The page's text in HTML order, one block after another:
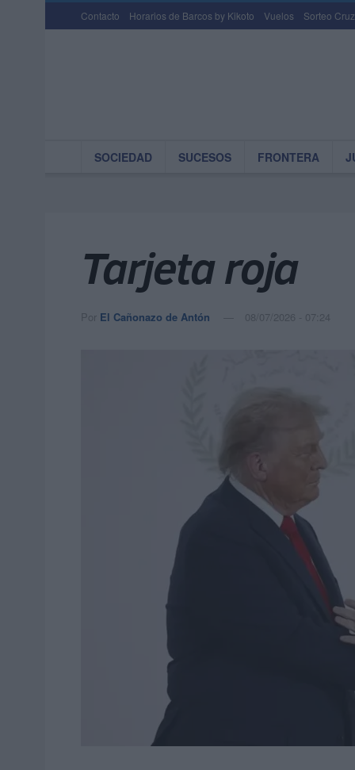
Contacto Horarios de Barcos by Kikoto Vuelos Sorteo
SOCIEDAD SUCESOS FRONTERA
Tarjeta roja
Por El Cañonazo de Antón 08/07/2026 - 07:24